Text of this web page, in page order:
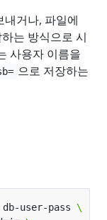
거나, 파일에
는 방식으로 시
사용자 이름을
으로 저장하는
user-pass